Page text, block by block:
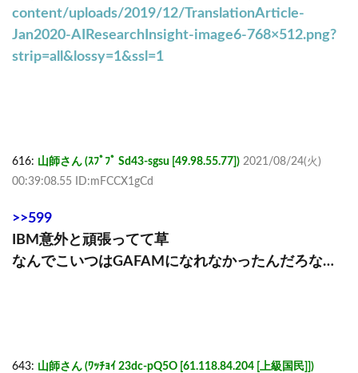
content/uploads/2019/12/TranslationArticle-
Jan2020-AIResearchInsight-image6-768×512.png?
strip=all&lossy=1&ssl=1
616: 山師さん (ｽﾌﾟﾌﾟ Sd43-sgsu [49.98.55.77]) 2021/08/24(火)
00:39:08.55 ID:mFCCX1gCd
>>599
IBM意外と頑張ってて草
なんでこいつはGAFAMになれなかったんだろな…
643: 山師さん (ﾜｯﾁｮｲ 23dc-pQ5O [61.118.84.204 [上級国民]])